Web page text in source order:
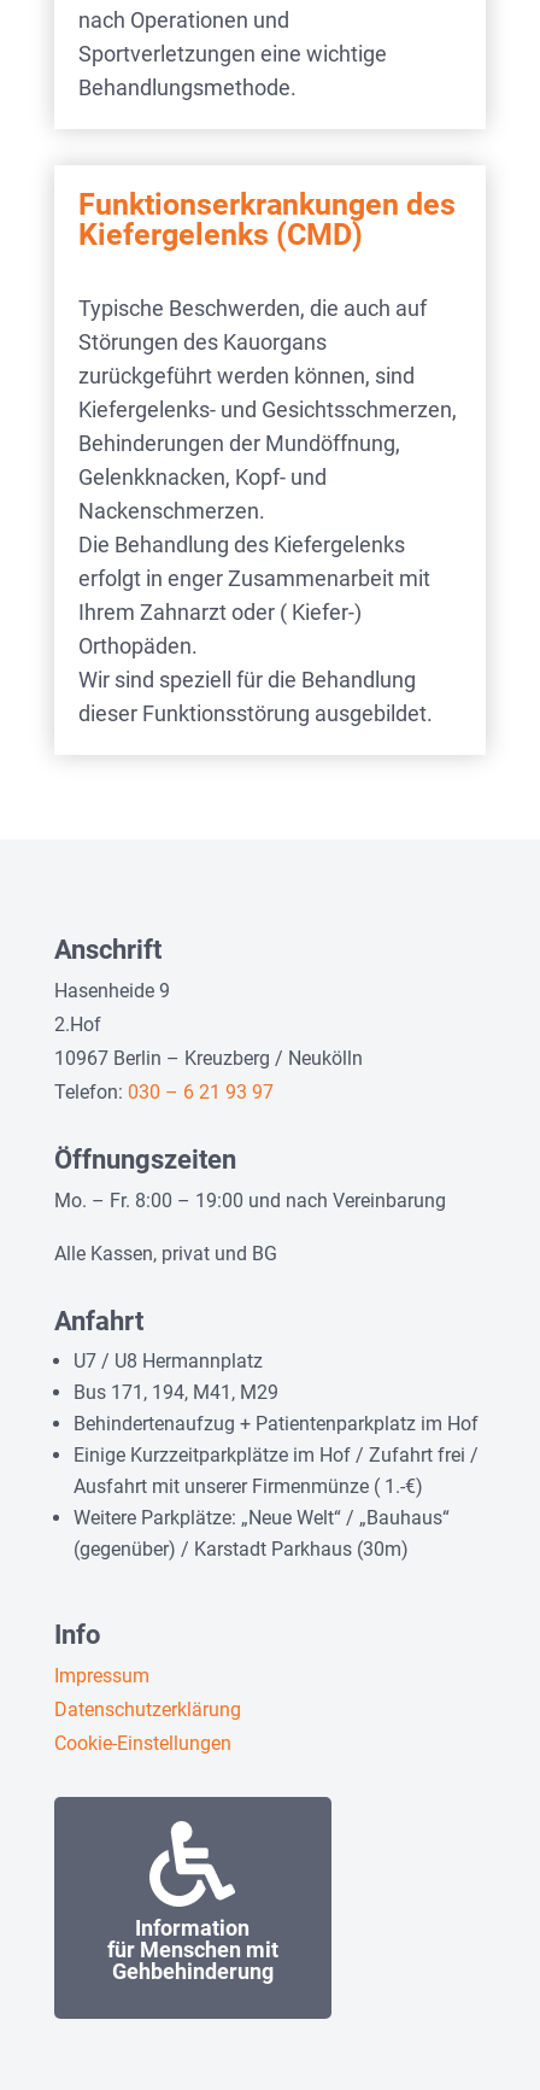
nach Operationen und
Sportverletzungen eine wichtige
Behandlungsmethode.
Funktionserkrankungen des
Kiefergelenks (CMD)
Typische Beschwerden, die auch auf
Störungen des Kauorgans
zurückgeführt werden können, sind
Kiefergelenks- und Gesichtsschmerzen,
Behinderungen der Mundöffnung,
Gelenkknacken, Kopf- und
Nackenschmerzen.
Die Behandlung des Kiefergelenks
erfolgt in enger Zusammenarbeit mit
Ihrem Zahnarzt oder ( Kiefer-)
Orthopäden.
Wir sind speziell für die Behandlung
dieser Funktionsstörung ausgebildet.
Anschrift
Hasenheide 9
2.Hof
10967 Berlin – Kreuzberg / Neukölln
Telefon: 030 – 6 21 93 97
Öffnungszeiten
Mo. – Fr. 8:00 – 19:00 und nach Vereinbarung
Alle Kassen, privat und BG
Anfahrt
U7 / U8 Hermannplatz
Bus 171, 194, M41, M29
Behindertenaufzug + Patientenparkplatz im Hof
Einige Kurzzeitparkplätze im Hof / Zufahrt frei /
Ausfahrt mit unserer Firmenmünze ( 1.-€)
Weitere Parkplätze: „Neue Welt“ / „Bauhaus“
(gegenüber) / Karstadt Parkhaus (30m)
Info
Impressum
Datenschutzerklärung
Cookie-Einstellungen
Information
für Menschen mit
Gehbehinderung